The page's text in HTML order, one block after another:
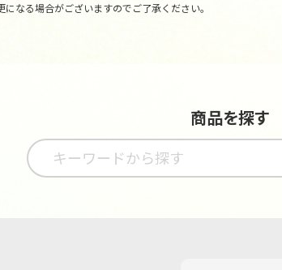
なる場合がございますのでご了承ください。
商品を探す